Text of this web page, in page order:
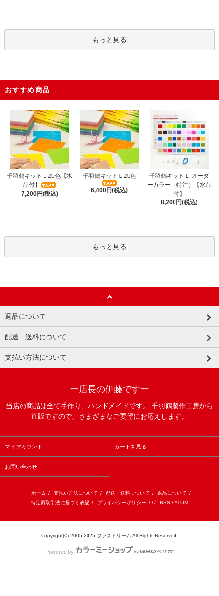
もっと見る
おすすめ商品
千羽鶴キットＬ20色【水
晶付】
7,200円(税込)
千羽鶴キットＬ20色
6,400円(税込)
千羽鶴キットＬ オーダ
ーカラー（特注）【水晶
付】
8,200円(税込)
もっと見る
返品について
配送・送料について
支払い方法について
ー店長の伊藤ですー
当店の商品は全て手作り、ハンドメイドです。 千羽鶴製作工房から
直販ですので、さまざまなご要望にお応えします。
マイアカウント カートを見る
お問い合わせ
ホーム / 支払い方法について / 配送・送料について / 返品について /
特定商取引法に基づく表記 / プライバシーポリシー / / / RSS / ATOM
Copyright(C) 2005-2025 プラスドリーム All Rights Reserved.
Powered by